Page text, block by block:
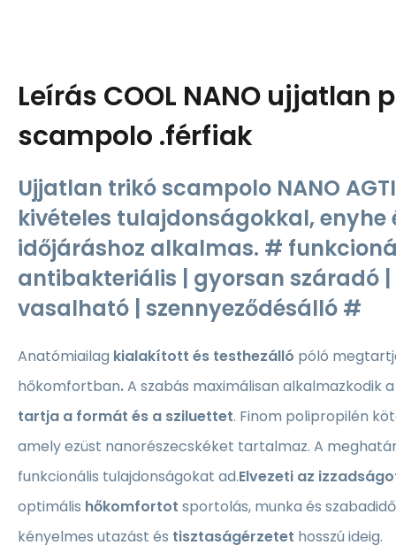
Leírás COOL NANO ujjatlan
scampolo .férfiak
Ujjatlan trikó scampolo NANO
kivételes tulajdonságokkal, enyhe
időjáráshoz alkalmas. #
antibakteriális | gyorsan száradó |
vasalható | szennyeződésálló #
Anatómiailag kialakított és testhezálló póló
hőkomfortban.A szabás maximálisan alkalmazkodik
tartja a formát és a sziluettet. Finom polipropilén
amely ezüst nanorészecskéket tartalmaz. A
funkcionális tulajdonságokat ad.Elvezeti az
optimális hőkomfortot sportolás, munka és
kényelmes utazást és tisztaságérzetet hosszú ideig.